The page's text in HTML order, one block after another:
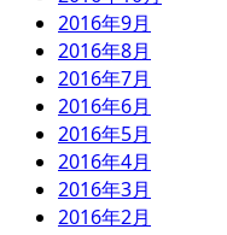
2016年9月
2016年8月
2016年7月
2016年6月
2016年5月
2016年4月
2016年3月
2016年2月